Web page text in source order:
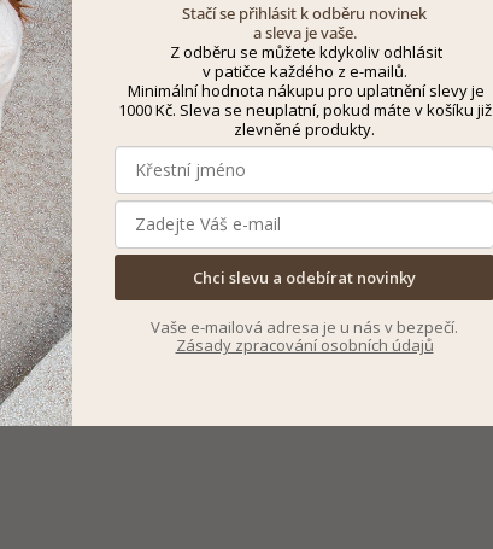
Stačí se přihlásit k odběru novinek
a sleva je vaše.
Z odběru se můžete kdykoliv odhlásit
v patičce každého z e-mailů.
Minimální hodnota nákupu pro uplatnění slevy je
1000 Kč. Sleva se neuplatní, pokud máte v košíku již
zlevněné produkty.
Chci slevu a odebírat novinky
Vaše e-mailová adresa je u nás v bezpečí.
Zásady zpracování osobních údajů